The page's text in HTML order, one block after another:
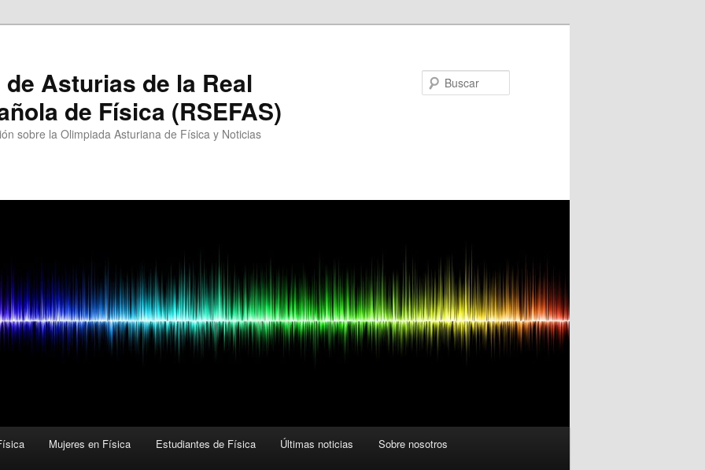
Asturias de la Real
de Física (RSEFAS)
sobre la Olimpiada Asturiana de Física y Noticias
Mujeres en Física Estudiantes de Física Últimas noticias Sobre nosotros